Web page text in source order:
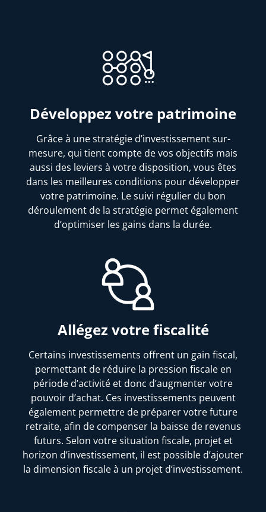
Développez votre patrimoine
Grâce à une stratégie d’investissement sur-
mesure, qui tient compte de vos objectifs mais
aussi des leviers à votre disposition, vous êtes
dans les meilleures conditions pour développer
votre patrimoine. Le suivi régulier du bon
déroulement de la stratégie permet également
d’optimiser les gains dans la durée.
Allégez votre fiscalité
Certains investissements offrent un gain fiscal,
permettant de réduire la pression fiscale en
période d’activité et donc d’augmenter votre
pouvoir d’achat. Ces investissements peuvent
également permettre de préparer votre future
retraite, afin de compenser la baisse de revenus
futurs. Selon votre situation fiscale, projet et
horizon d’investissement, il est possible d’ajouter
la dimension fiscale à un projet d’investissement.